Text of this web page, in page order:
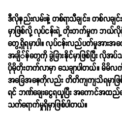
ဒီလိုနည်းလမ်းနဲ့ တစ်ရာသီချင်း၊ တစ်လချ
မှာဖြစ်လို့ လုပ်ငန်းရဲ့ တိုးတက်မှုက ဘယ်လို
တွေ့ရှိရမှာပါ။ လုပ်ငန်းလည်ပတ်မှုအားအက
အချိ်န်တွေကို ခွဲခြားနိုင်မှာဖြစ်ပြီး လိုအ
ပိုမိုတိုးတက်လာမှာ သေချာပါတယ်။ မိမိလ
အခြေအနေကိုလည်း တိတိကျကျသိရမှာဖြ
ရင် ဘဏ်ချေးငွေရယူပြီး အကောင်အ
သက်ရောက်မှုရှိမှာဖြစ်ပါတယ်။